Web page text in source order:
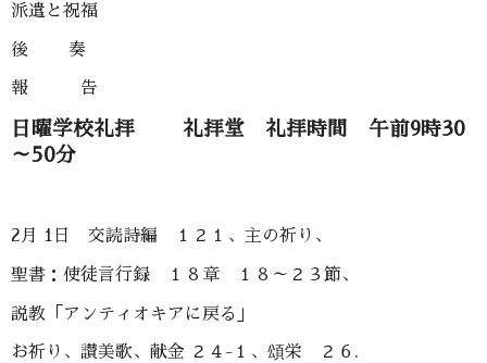
派遣と祝福
後 奏
報 告
日曜学校礼拝 礼拝堂 礼拝時間 午前9時30
～50分
2月 1日 交読詩編 １２１、主の祈り、
聖書：使徒言行録 １８章 １８～２３節、
説教「アンティオキアに戻る」
お祈り、讃美歌、献金 ２４-１、頌栄 ２６.